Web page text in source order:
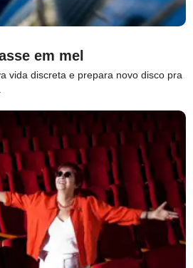
em mel
vida discreta e prepara novo disco pra